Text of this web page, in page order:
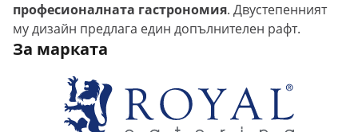
професионалната гастрономия. Двустепенният
му дизайн предлага един допълнителен рафт.
За марката